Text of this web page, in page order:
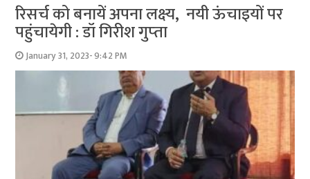
रिसर्च को बनायें अपना लक्ष्‍य, नयी ऊंचाइयों पर
पहुंचायेगी : डॉ गिरीश गुप्‍ता
January 31, 2023- 9:42 PM